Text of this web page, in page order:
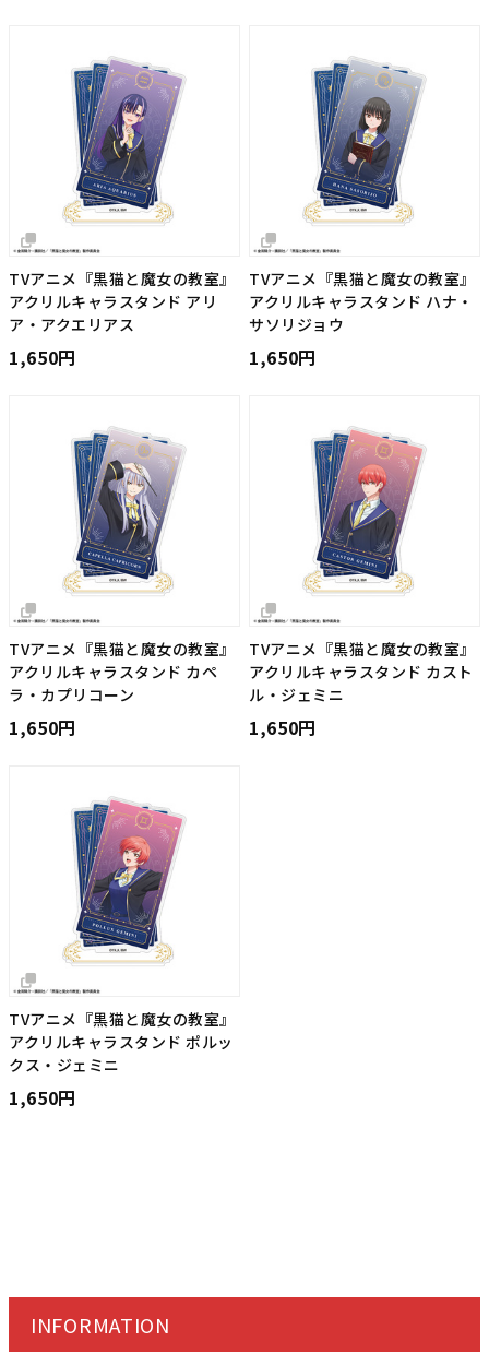
TVアニメ『黒猫と魔女の教室』
アクリルキャラスタンド アリ
ア・アクエリアス
1,650円
TVアニメ『黒猫と魔女の教室』
アクリルキャラスタンド ハナ・
サソリジョウ
1,650円
TVアニメ『黒猫と魔女の教室』
アクリルキャラスタンド カペ
ラ・カプリコーン
1,650円
TVアニメ『黒猫と魔女の教室』
アクリルキャラスタンド カスト
ル・ジェミニ
1,650円
TVアニメ『黒猫と魔女の教室』
アクリルキャラスタンド ポルッ
クス・ジェミニ
1,650円
INFORMATION